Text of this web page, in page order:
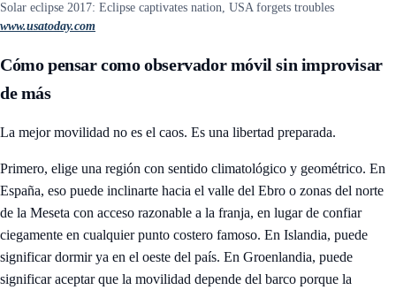
Solar eclipse 2017: Eclipse captivates nation, USA forgets troubles
www.usatoday.com
Cómo pensar como observador móvil sin improvisar
de más
La mejor movilidad no es el caos. Es una libertad preparada.
Primero, elige una región con sentido climatológico y geométrico. En
España, eso puede inclinarte hacia el valle del Ebro o zonas del norte
de la Meseta con acceso razonable a la franja, en lugar de confiar
ciegamente en cualquier punto costero famoso. En Islandia, puede
significar dormir ya en el oeste del país. En Groenlandia, puede
significar aceptar que la movilidad depende del barco porque la